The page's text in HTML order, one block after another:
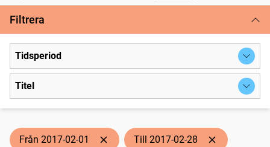
Filtrera
Tidsperiod
Titel
Från 2017-02-01 Till 2017-02-28